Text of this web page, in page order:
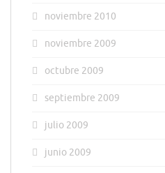
noviembre 2010
noviembre 2009
octubre 2009
septiembre 2009
julio 2009
junio 2009